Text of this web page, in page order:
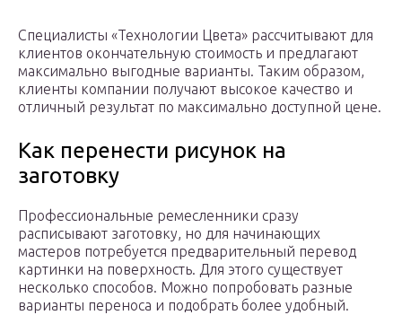
Специалисты «Технологии Цвета» рассчитывают для
клиентов окончательную стоимость и предлагают
максимально выгодные варианты. Таким образом,
клиенты компании получают высокое качество и
отличный результат по максимально доступной цене.
Как перенести рисунок на
заготовку
Профессиональные ремесленники сразу
расписывают заготовку, но для начинающих
мастеров потребуется предварительный перевод
картинки на поверхность. Для этого существует
несколько способов. Можно попробовать разные
варианты переноса и подобрать более удобный.